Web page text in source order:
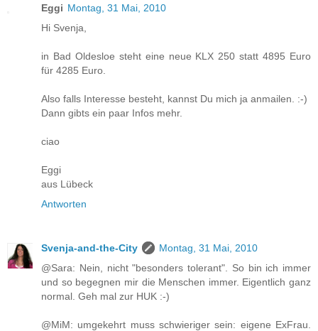
Eggi Montag, 31 Mai, 2010
Hi Svenja,
in Bad Oldesloe steht eine neue KLX 250 statt 4895 Euro
für 4285 Euro.
Also falls Interesse besteht, kannst Du mich ja anmailen. :-)
Dann gibts ein paar Infos mehr.
ciao
Eggi
aus Lübeck
Antworten
Svenja-and-the-City
Montag, 31 Mai, 2010
@Sara: Nein, nicht "besonders tolerant". So bin ich immer
und so begegnen mir die Menschen immer. Eigentlich ganz
normal. Geh mal zur HUK :-)
@MiM: umgekehrt muss schwieriger sein: eigene ExFrau.